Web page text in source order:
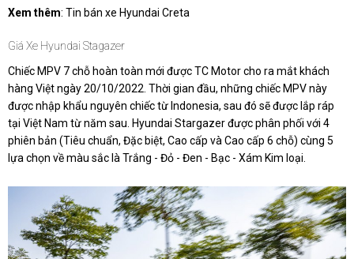
Xem thêm: Tin bán xe Hyundai Creta
Giá Xe Hyundai Stagazer
Chiếc MPV 7 chỗ hoàn toàn mới được TC Motor cho ra mắt khách
hàng Việt ngày 20/10/2022. Thời gian đầu, những chiếc MPV này
được nhập khẩu nguyên chiếc từ Indonesia, sau đó sẽ được lắp ráp
tại Việt Nam từ năm sau. Hyundai Stargazer được phân phối với 4
phiên bản (Tiêu chuẩn, Đặc biệt, Cao cấp và Cao cấp 6 chỗ) cùng 5
lựa chọn về màu sắc là Trắng - Đỏ - Đen - Bạc - Xám Kim loại.